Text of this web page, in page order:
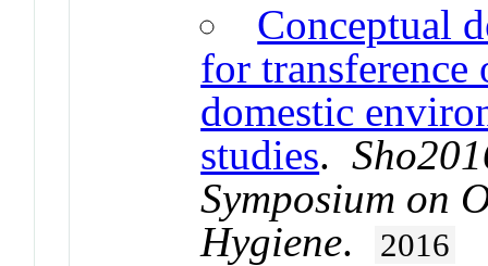
Conceptual
for
domestic
studies.
Symposium on
Hygiene. 2016